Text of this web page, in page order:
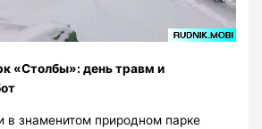
«Столбы»: день травм и
в знаменитом природном парке